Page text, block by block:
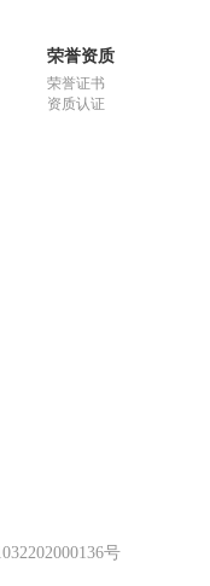
荣誉资质
荣誉证书
资质认证
号